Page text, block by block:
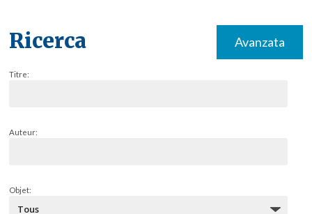
Ricerca Avanzata
Titre:
Auteur:
Objet: